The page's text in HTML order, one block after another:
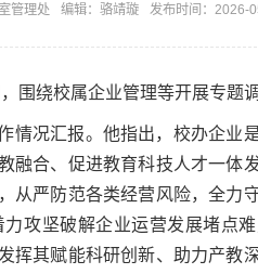
管理处 编辑：骆靖璇 发布时间：2026-
围绕校属企业管理等开展专题
情况汇报。他指出，校办企业
融合、促进教育科技人才一体
从严防范各类经营风险，全力
攻坚破解企业运营发展堵点
挥其赋能科研创新、助力产教